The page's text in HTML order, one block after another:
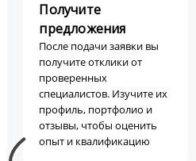
Получите
предложения
После подачи заявки вы
получите отклики от
проверенных
специалистов. Изучите их
профиль, портфолио и
отзывы, чтобы оценить
опыт и квалификацию